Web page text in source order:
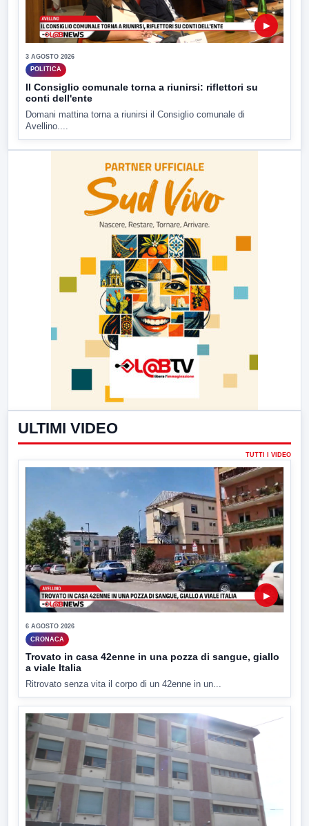
▶
3 AGOSTO 2026
POLITICA
Il Consiglio comunale torna a riunirsi: riflettori su
conti dell'ente
Domani mattina torna a riunirsi il Consiglio comunale di
Avellino....
ULTIMI VIDEO
TUTTI I VIDEO
▶
6 AGOSTO 2026
CRONACA
Trovato in casa 42enne in una pozza di sangue, giallo
a viale Italia
Ritrovato senza vita il corpo di un 42enne in un...